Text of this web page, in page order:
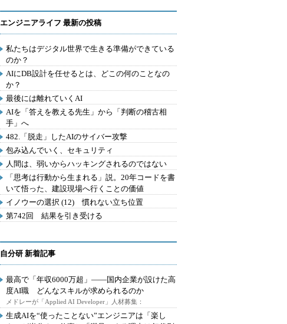
エンジニアライフ 最新の投稿
私たちはデジタル世界で生きる準備ができている
のか？
AIにDB設計を任せるとは、どこの何のことなの
か？
最後には離れていくAI
AIを「答えを教える先生」から「判断の稽古相
手」へ
482.「脱走」したAIのサイバー攻撃
包み込んでいく、セキュリティ
人間は、弱いからハッキングされるのではない
「思考は行動から生まれる」説。20年コードを書
いて悟った、建設現場へ行くことの価値
イノウーの選択 (12) 慣れない立ち位置
第742回 結果を引き受ける
自分研 新着記事
最高で「年収6000万超」――国内企業が設けた高
度AI職 どんなスキルが求められるのか
メドレーが「Applied AI Developer」人材募集：
生成AIを“使ったことない”エンジニアは「楽し